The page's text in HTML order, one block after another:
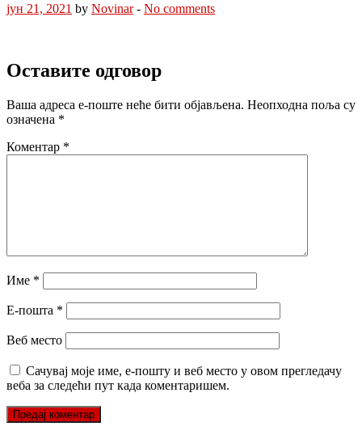
јун 21, 2021 by Novinar- No comments
Оставите одговор
Ваша адреса е-поште неће бити објављена. Неопходна поља су
означена *
Коментар *
Име *
Е-пошта *
Веб место
Сачувај моје име, е-пошту и веб место у овом прегледачу
веба за следећи пут када коментаришем.